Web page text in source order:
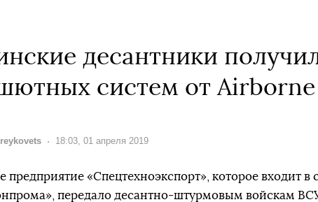
десантники
систем от Airborne
Дата:
18:03, 01 апреля 2019
предприятие «Спецтехноэкспорт», которое входит в
передало десантно-штурмовым войскам